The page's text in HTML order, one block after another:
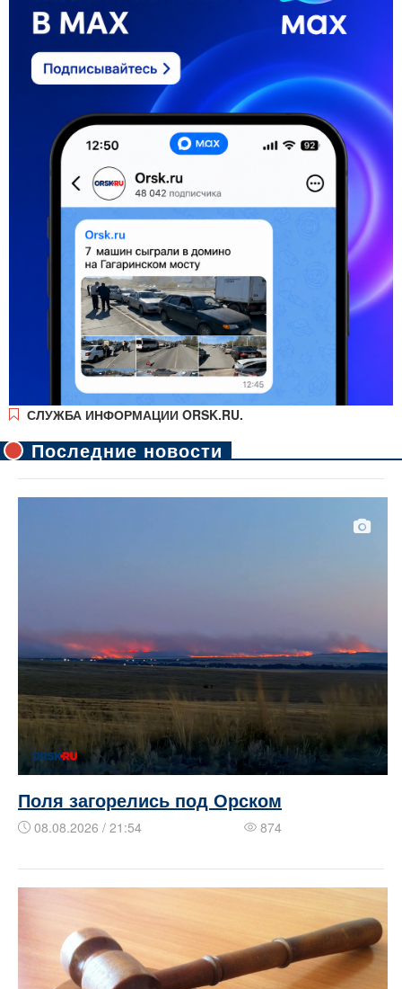
СЛУЖБА ИНФОРМАЦИИ ORSK.RU.
Последние новости
Поля загорелись под Орском
08.08.2026 / 21:54 874